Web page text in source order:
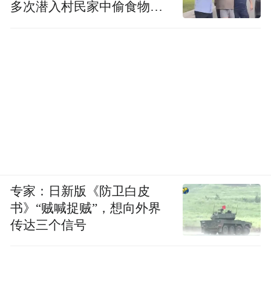
多次潜入村民家中偷食物被
专家：日新版《防卫白皮
书》“贼喊捉贼”，想向外界
传达三个信号